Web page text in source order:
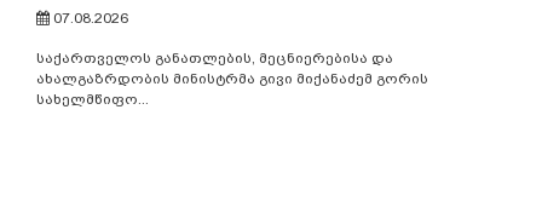
07.08.2026
საქართველოს განათლების, მეცნიერებისა და
ახალგაზრდობის მინისტრმა გივი მიქანაძემ გორის
სახელმწიფო...